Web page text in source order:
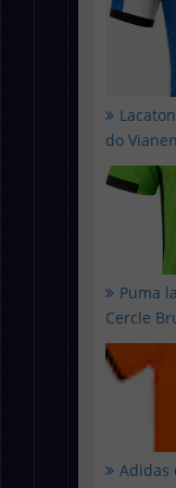
do
Puma
Cercle
Adidas